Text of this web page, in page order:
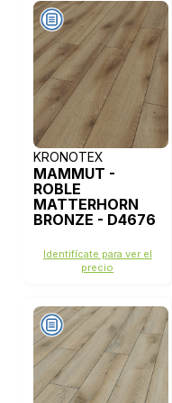
KRONOTEX
MAMMUT -
ROBLE
MATTERHORN
BRONZE - D4676
Identifícate para ver el
precio